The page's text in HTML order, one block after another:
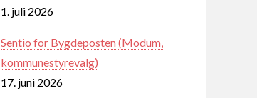
1. juli 2026
Sentio for Bygdeposten (Modum,
kommunestyrevalg)
17. juni 2026